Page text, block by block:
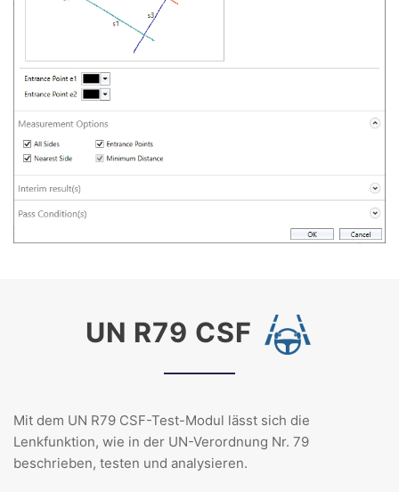
UN R79 CSF
Mit dem UN R79 CSF-Test-Modul lässt sich die
Lenkfunktion, wie in der UN-Verordnung Nr. 79
beschrieben, testen und analysieren.